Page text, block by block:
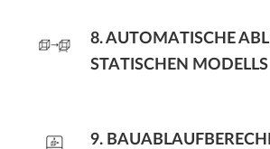
8. AUTOMATISCHE
STATISCHEN MODELLS
9.